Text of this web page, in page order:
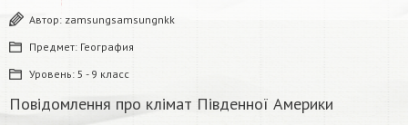
Автор: zamsungsamsungnkk
Предмет: География
Уровень: 5 - 9 класс
Повідомлення про клімат Південної Америки